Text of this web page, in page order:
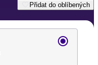
Přidat do oblíbených